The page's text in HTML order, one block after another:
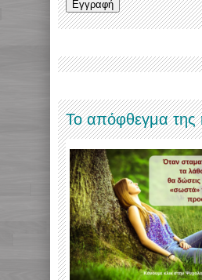
Το απόφθεγμα της